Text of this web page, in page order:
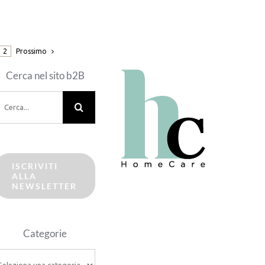
2 Prossimo
Cerca nel sito b2B
ISCRIVITI
ALLA
NEWSLETTER
Categorie